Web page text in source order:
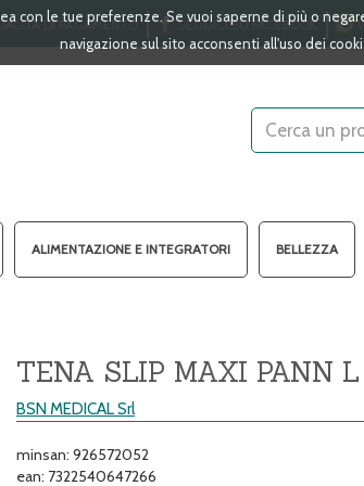
con le tue preferenze. Se vuoi saperne di più o
navigazione sul sito acconsenti all'uso dei
DI PAGAMENTO SEGUICI SU FACEBOOK
Cerca
Prodotto
ALIMENTAZIONE E INTEGRATORI BELLEZZA
TENA SLIP MAXI PANN
BSN MEDICAL Srl
minsan: 926572052
ean: 7322540647266